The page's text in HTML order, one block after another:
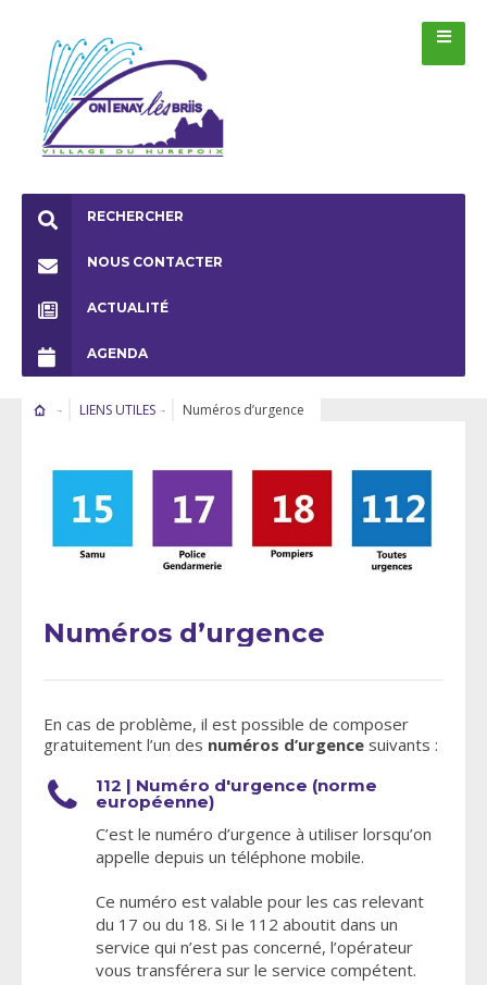
RECHERCHER
NOUS CONTACTER
ACTUALITÉ
AGENDA
LIENS UTILES Numéros d’urgence
Numéros d’urgence
En cas de problème, il est possible de composer
gratuitement l’un des numéros d’urgence suivants :
112 | Numéro d'urgence (norme
européenne)
C’est le numéro d’urgence à utiliser lorsqu’on
appelle depuis un téléphone mobile.
Ce numéro est valable pour les cas relevant
du 17 ou du 18. Si le 112 aboutit dans un
service qui n’est pas concerné, l’opérateur
vous transférera sur le service compétent.